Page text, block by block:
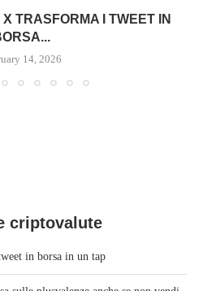
TRASFORMA I TWEET IN
14, 2026
criptovalute
in borsa in un tap